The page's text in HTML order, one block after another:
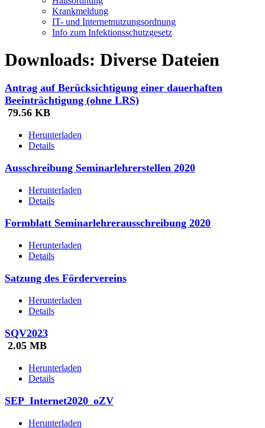
Krankmeldung
IT- und Internetnutzungsordnung
Info zum Infektionsschutzgesetz
Downloads: Diverse Dateien
Antrag auf Berücksichtigung einer dauerhaften
Beeinträchtigung (ohne LRS)
79.56 KB
Herunterladen
Details
Ausschreibung Seminarlehrerstellen 2020
Herunterladen
Details
Formblatt Seminarlehrerausschreibung 2020
Herunterladen
Details
Satzung des Fördervereins
Herunterladen
Details
SQV2023
2.05 MB
Herunterladen
Details
SEP_Internet2020_oZV
Herunterladen